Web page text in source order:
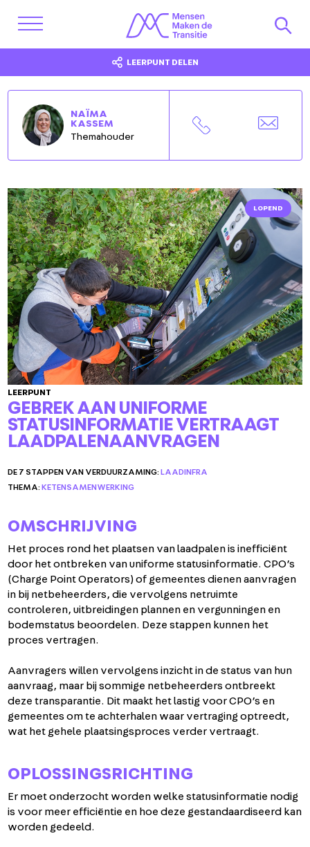
LEERPUNT DELEN
NAÏMA
KASSEM
Themahouder
LOPEND
LEERPUNT
GEBREK AAN UNIFORME
STATUSINFORMATIE VERTRAAGT
LAADPALENAANVRAGEN
DE 7 STAPPEN VAN VERDUURZAMING:LAADINFRA
THEMA:KETENSAMENWERKING
OMSCHRIJVING
Het proces rond het plaatsen van laadpalen is inefficiënt
door het ontbreken van uniforme statusinformatie. CPO’s
(Charge Point Operators) of gemeentes dienen aanvragen
in bij netbeheerders, die vervolgens netruimte
controleren, uitbreidingen plannen en vergunningen en
bodemstatus beoordelen. Deze stappen kunnen het
proces vertragen.
Aanvragers willen vervolgens inzicht in de status van hun
aanvraag, maar bij sommige netbeheerders ontbreekt
deze transparantie. Dit maakt het lastig voor CPO’s en
gemeentes om te achterhalen waar vertraging optreedt,
wat het gehele plaatsingsproces verder vertraagt.
OPLOSSINGSRICHTING
Er moet onderzocht worden welke statusinformatie nodig
is voor meer efficiëntie en hoe deze gestandaardiseerd kan
worden gedeeld.